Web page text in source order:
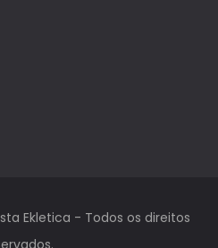
Ekletica - Todos os direitos